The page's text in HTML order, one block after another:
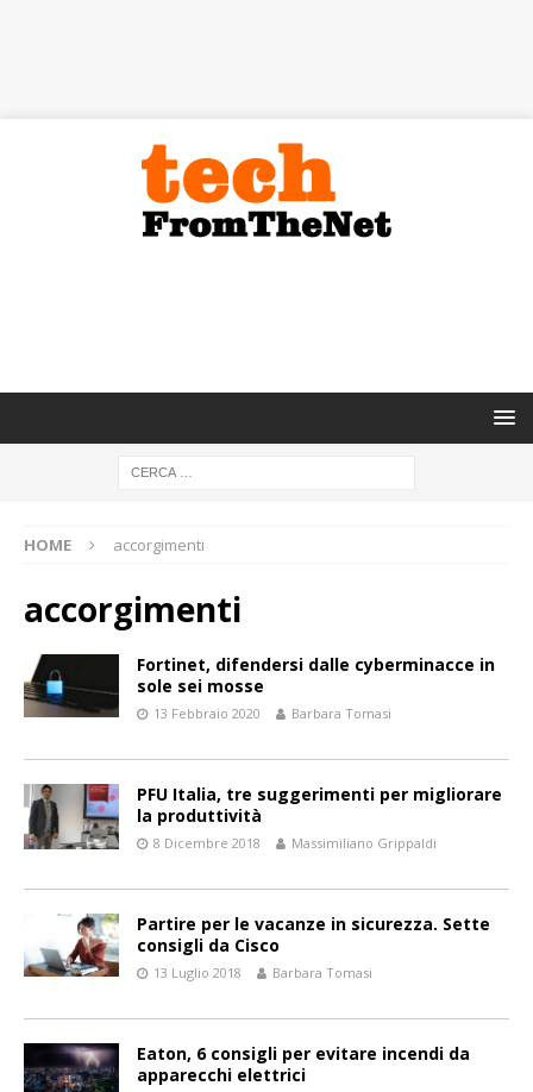
HOME accorgimenti
accorgimenti
Fortinet, difendersi dalle cyberminacce in
sole sei mosse
13 Febbraio 2020 Barbara Tomasi
PFU Italia, tre suggerimenti per migliorare
la produttività
8 Dicembre 2018 Massimiliano Grippaldi
Partire per le vacanze in sicurezza. Sette
consigli da Cisco
13 Luglio 2018 Barbara Tomasi
Eaton, 6 consigli per evitare incendi da
apparecchi elettrici